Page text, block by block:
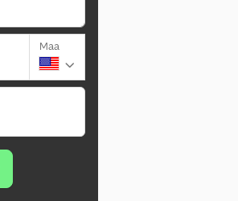
Maa